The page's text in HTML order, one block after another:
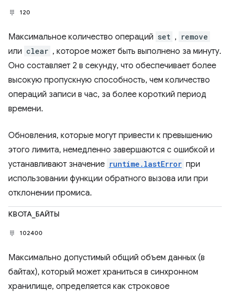
120
Максимальное количество операций set , remove
или clear , которое может быть выполнено за минуту.
Оно составляет 2 в секунду, что обеспечивает более
высокую пропускную способность, чем количество
операций записи в час, за более короткий период
времени.
Обновления, которые могут привести к превышению
этого лимита, немедленно завершаются с ошибкой и
устанавливают значение runtime.lastError при
использовании функции обратного вызова или при
отклонении промиса.
КВОТА_БАЙТЫ
102400
Максимально допустимый общий объем данных (в
байтах), который может храниться в синхронном
хранилище, определяется как строковое